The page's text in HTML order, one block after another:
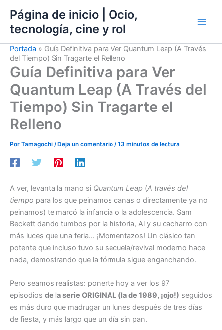
contenido
Página de inicio | Ocio,
tecnología, cine y rol
Portada » Guía Definitiva para Ver Quantum Leap (A Través
del Tiempo) Sin Tragarte el Relleno
Guía Definitiva para Ver
Quantum Leap (A Través del
Tiempo) Sin Tragarte el
Relleno
Por Tamagochi / Deja un comentario /13 minutos de lectura
A ver, levanta la mano si Quantum Leap (A través del
tiempo para los que peinamos canas o directamente ya no
peinamos) te marcó la infancia o la adolescencia. Sam
Beckett dando tumbos por la historia, Al y su cacharro con
más luces que una feria… ¡Momentazos! Un clásico tan
potente que incluso tuvo su secuela/revival moderno hace
nada, demostrando que la fórmula sigue enganchando.
Pero seamos realistas: ponerte hoy a ver los 97
episodios de la serie ORIGINAL (la de 1989, ¡ojo!) seguidos
es más duro que madrugar un lunes después de tres días
de fiesta, y más largo que un día sin pan.